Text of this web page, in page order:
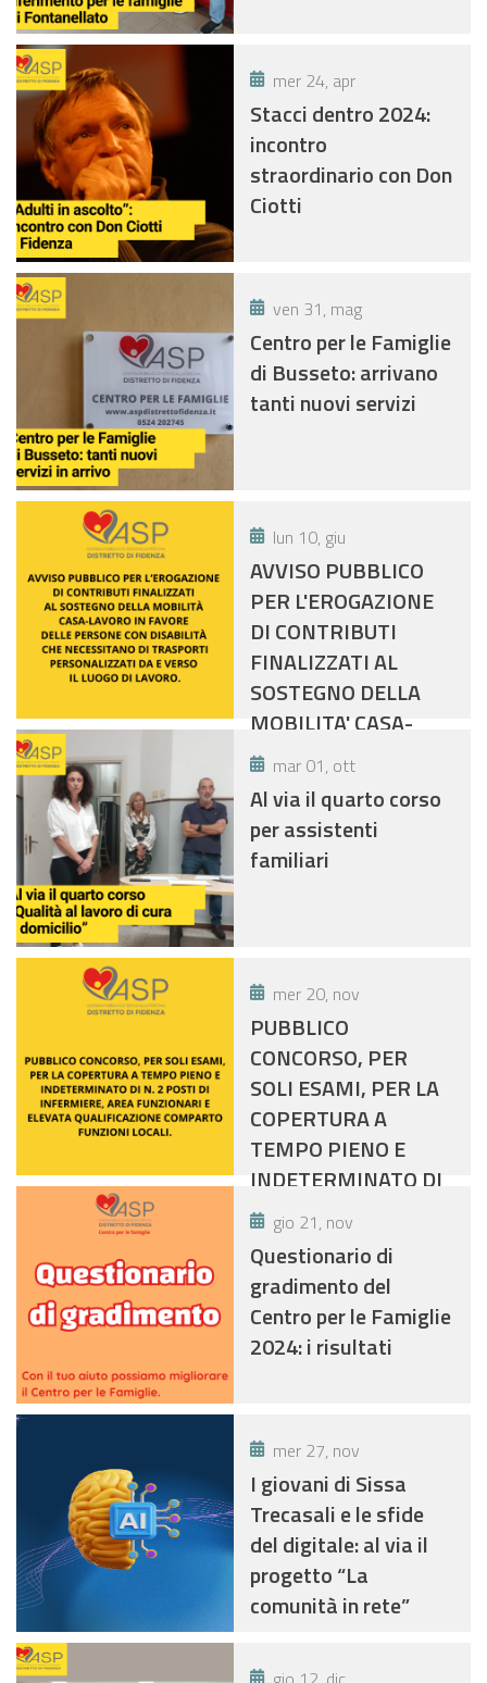
mer 24, apr
Stacci dentro 2024:
incontro
straordinario con Don
Ciotti
ven 31, mag
Centro per le Famiglie
di Busseto: arrivano
tanti nuovi servizi
lun 10, giu
AVVISO PUBBLICO
PER L'EROGAZIONE
DI CONTRIBUTI
FINALIZZATI AL
SOSTEGNO DELLA
MOBILITA' CASA-
LAVORO IN FAVORE
DELLE PERSONE CON
DISABILTA' CHE
NECESSITANO DI
TRASPORTI
mar 01, ott
Al via il quarto corso
per assistenti
familiari
mer 20, nov
PUBBLICO
CONCORSO, PER
SOLI ESAMI, PER LA
COPERTURA A
TEMPO PIENO E
INDETERMINATO DI
N. 2 POSTI DI
INFERMIERE, AREA
FUNZIONARI E
ELEVATA
QUALIFICAZIONE
COMPARTO
gio 21, nov
Questionario di
gradimento del
Centro per le Famiglie
2024: i risultati
mer 27, nov
I giovani di Sissa
Trecasali e le sfide
del digitale: al via il
progetto “La
comunità in rete”